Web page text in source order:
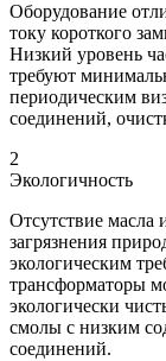
Оборудование
току короткого
Низкий уровень
требуют
периодическим
соединений,
2
Экологичность
Отсутствие масла
загрязнения
экологическим
трансформаторы
экологически
смолы с низким
соединений.